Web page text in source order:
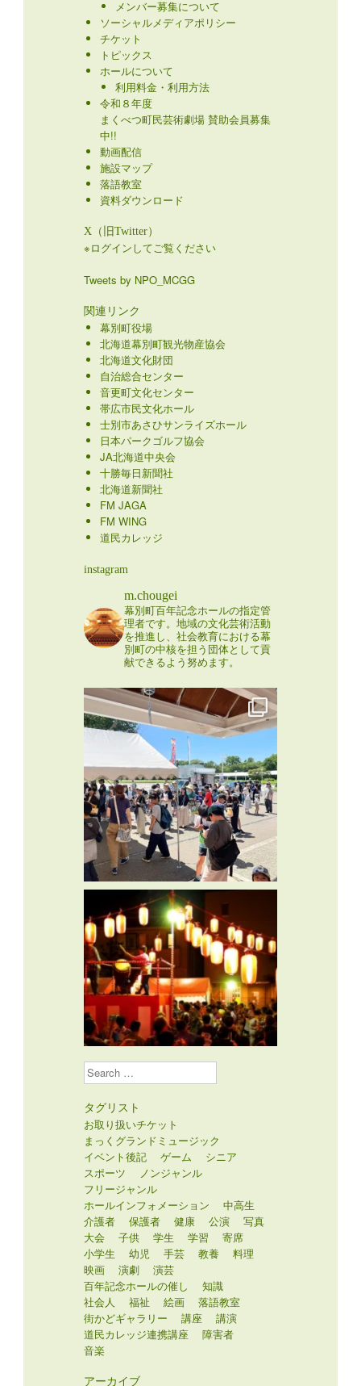
メンバー募集について
ソーシャルメディアポリシー
チケット
トピックス
ホールについて
利用料金・利用方法
令和８年度
まくべつ町民芸術劇場 賛助会員募集
中!!
動画配信
施設マップ
落語教室
資料ダウンロード
X（旧Twitter）
※ログインしてご覧ください
Tweets by NPO_MCGG
関連リンク
幕別町役場
北海道幕別町観光物産協会
北海道文化財団
自治総合センター
音更町文化センター
帯広市民文化ホール
士別市あさひサンライズホール
日本パークゴルフ協会
JA北海道中央会
十勝毎日新聞社
北海道新聞社
FM JAGA
FM WING
道民カレッジ
instagram
m.chougei
幕別町百年記念ホールの指定管
理者です。地域の文化芸術活動
を推進し、社会教育における幕
別町の中核を担う団体として貢
献できるよう努めます。
Search
タグリスト
お取り扱いチケット
まっくグランドミュージック
イベント後記
ゲーム
シニア
スポーツ
ノンジャンル
フリージャンル
ホールインフォメーション
中高生
介護者
保護者 健康 公演
写真
大会
子供 学生 学習
寄席
小学生
幼児 手芸 教養
料理
映画
演劇
演芸
百年記念ホールの催し
知識
社会人
福祉 絵画
落語教室
街かどギャラリー
講座
講演
道民カレッジ連携講座
障害者
音楽
アーカイブ